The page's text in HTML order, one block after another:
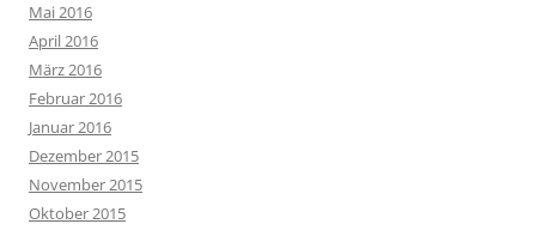
Mai 2016
April 2016
März 2016
Februar 2016
Januar 2016
Dezember 2015
November 2015
Oktober 2015